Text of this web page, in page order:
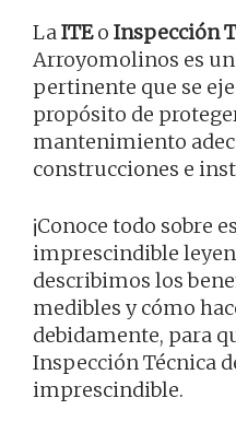
LaITEo Inspección
Arroyomolinos es
pertinente que se
propósito de
mantenimiento
construcciones e
¡Conoce todo sobre
imprescindible
describimos los
medibles y cómo
debidamente, para
Inspección Técnica
imprescindible.